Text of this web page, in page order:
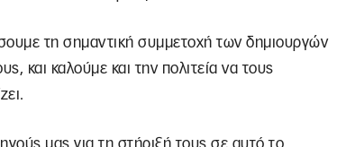
τη σημαντική συμμετοχή των δημιουργών
και καλούμε και την πολιτεία να τους
μας για τη στήριξή τους σε αυτό το